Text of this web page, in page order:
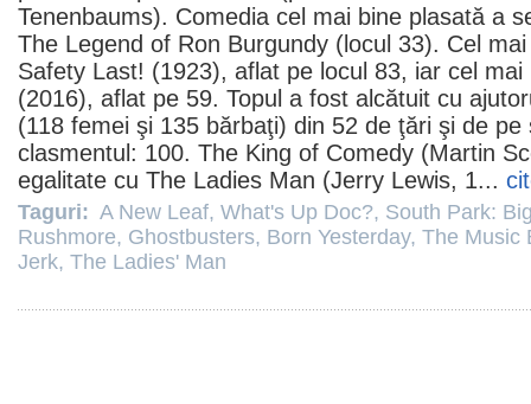
Tenenbaums). Comedia cel mai bine plasată a
The Legend of Ron Burgundy (locul 33). Cel
Safety Last! (1923), aflat pe locul 83, iar cel
(2016), aflat pe 59. Topul a fost alcătuit cu
(118 femei şi 135 bărbaţi) din 52 de ţări şi de
clasmentul: 100. The King of Comedy (Martin
egalitate cu The Ladies Man (Jerry Lewis, 1...
Taguri: A New Leaf, What's Up Doc?, South Park:
Rushmore, Ghostbusters, Born Yesterday, The Music
Jerk, The Ladies' Man